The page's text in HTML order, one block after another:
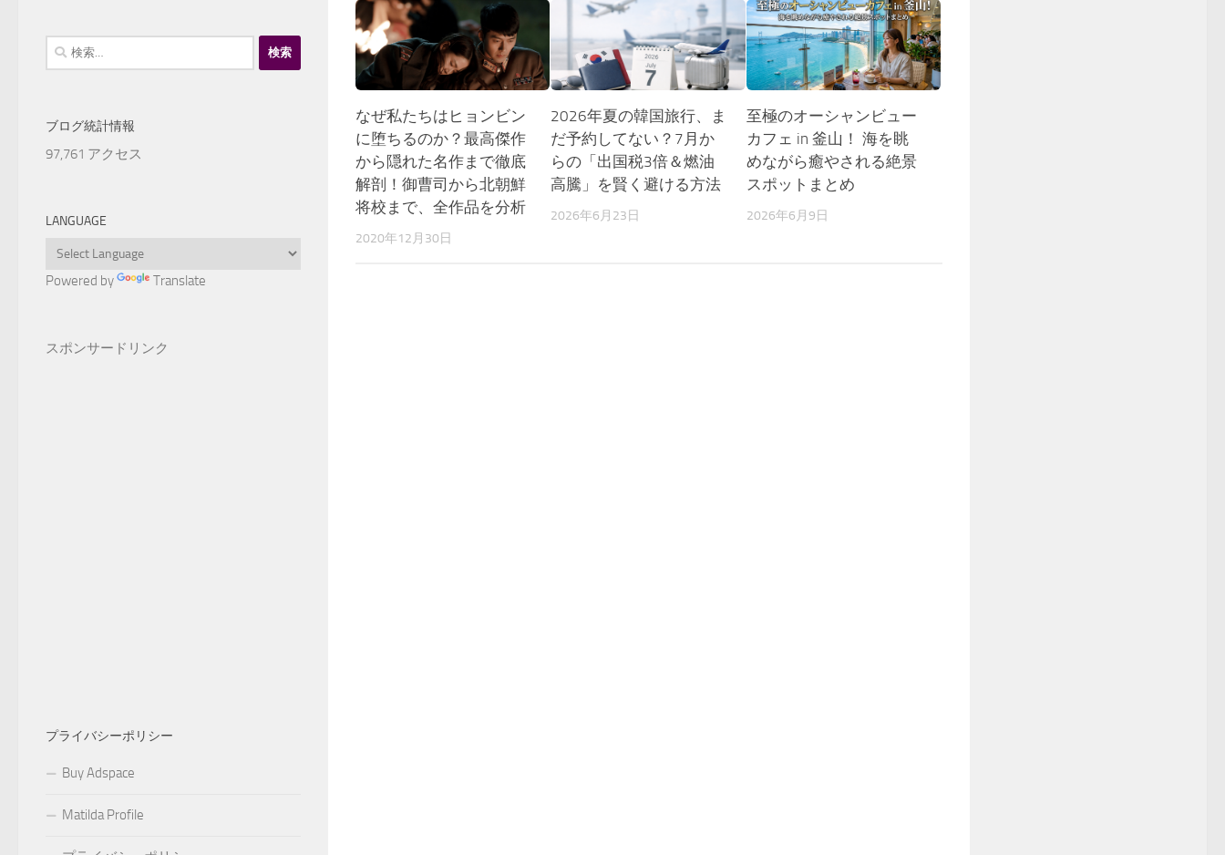
なぜ私たちはヒョンビン
に堕ちるのか？最高傑作
から隠れた名作まで徹底
解剖！御曹司から北朝鮮
将校まで、全作品を分析
2020年12月30日
2026年夏の韓国旅行、ま
だ予約してない？7月か
らの「出国税3倍＆燃油
高騰」を賢く避ける方法
2026年6月23日
至極のオーシャンビュー
カフェ in 釜山！ 海を眺
めながら癒やされる絶景
スポットまとめ
2026年6月9日
検
索:
ブログ統計情報
97,761 アクセス
LANGUAGE
Powered by Translate
スポンサードリンク
プライバシーポリシー
Buy Adspace
Matilda Profile